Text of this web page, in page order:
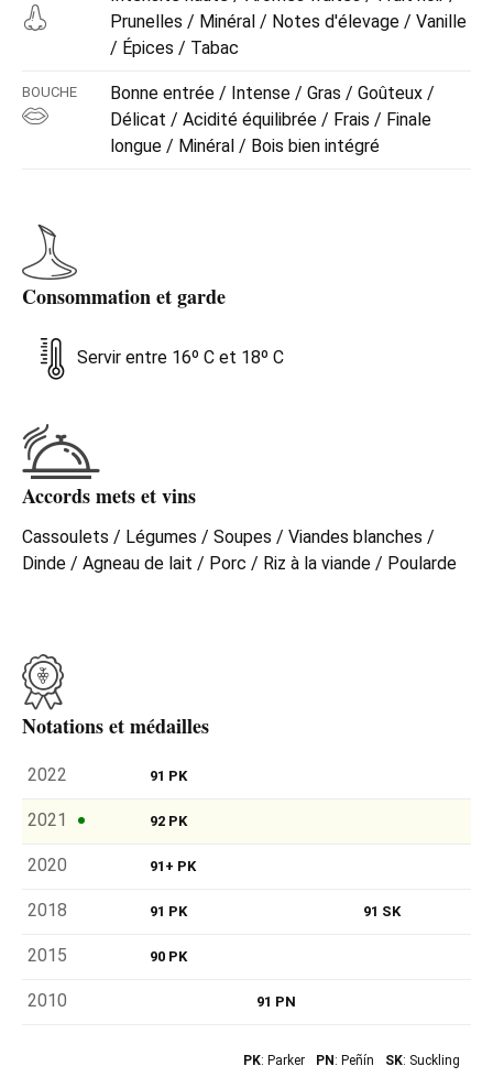
Prunelles / Minéral / Notes d'élevage / Vanille
/ Épices / Tabac
BOUCHE
Bonne entrée / Intense / Gras / Goûteux /
Délicat / Acidité équilibrée / Frais / Finale
longue / Minéral / Bois bien intégré
Consommation et garde
Servir entre 16º C et 18º C
Accords mets et vins
Cassoulets / Légumes / Soupes / Viandes blanches /
Dinde / Agneau de lait / Porc / Riz à la viande / Poularde
Notations et médailles
2022 91 PK
2021 92 PK
2020 91+ PK
2018 91 PK 91 SK
2015 90 PK
2010 91 PN
PK: Parker PN: Peñín SK: Suckling